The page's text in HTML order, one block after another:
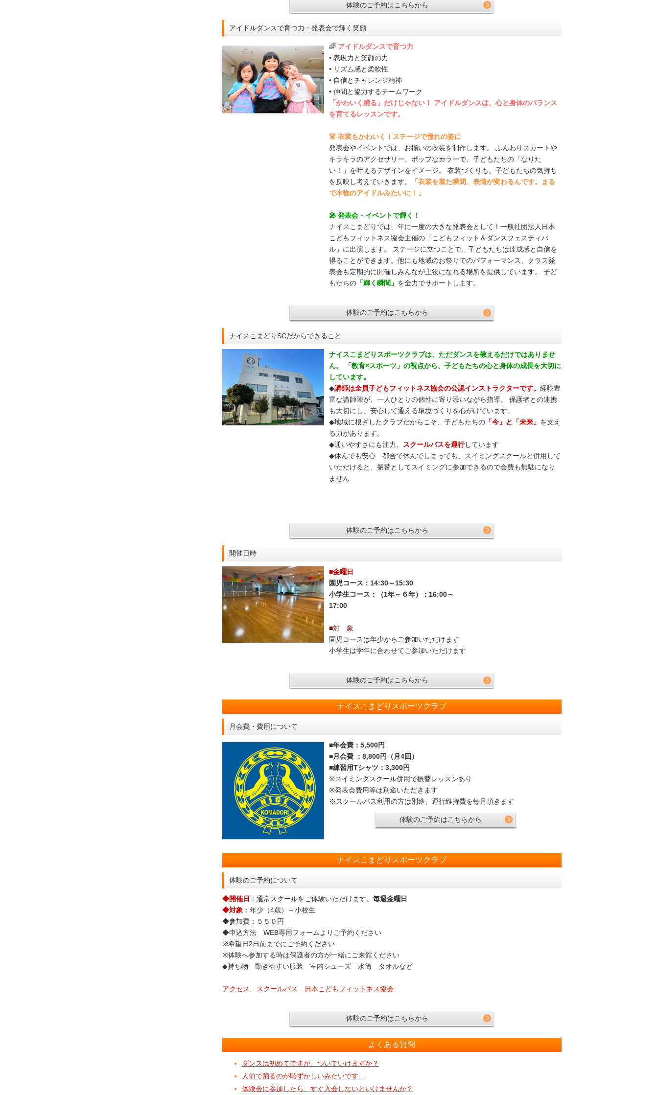
体験のご予約はこちらから
アイドルダンスで育つ力・発表会で輝く笑顔
🌈 アイドルダンスで育つ力
• 表現力と笑顔の力
• リズム感と柔軟性
• 自信とチャレンジ精神
• 仲間と協力するチームワーク
「かわいく踊る」だけじゃない！ アイドルダンスは、心と身体のバランス
を育てるレッスンです。
👗 衣装もかわいく！ステージで憧れの姿に
発表会やイベントでは、お揃いの衣装を制作します。 ふんわりスカートや
キラキラのアクセサリー、ポップなカラーで、子どもたちの「なりた
い！」を叶えるデザインをイメージ。 衣装づくりも、子どもたちの気持ち
を反映し考えていきます。
「衣装を着た瞬間、表情が変わるんです。まる
で本物のアイドルみたいに！」
🎤 発表会・イベントで輝く！
ナイスこまどりでは、年に一度の大きな発表会として！一般社団法人日本
こどもフィットネス協会主催の「こどもフィット＆ダンスフェスティバ
ル」に出演します。 ステージに立つことで、子どもたちは達成感と自信を
得ることができます。他にも地域のお祭りでのパフォーマンス、クラス発
表会も定期的に開催しみんなが主役になれる場所を提供しています。 子ど
もたちの「輝く瞬間」 を全力でサポートします。
体験のご予約はこちらから
ナイスこまどりSCだからできること
ナイスこまどりスポーツクラブは、ただダンスを教えるだけではありませ
ん。 「教育×スポーツ」の視点から、子どもたちの心と身体の成長を大切に
しています。
◆講師は全員子どもフィットネス協会の公認インストラクターです。 経験豊
富な講師陣が、一人ひとりの個性に寄り添いながら指導。 保護者との連携
も大切にし、安心して通える環境づくりを心がけています。
◆地域に根ざしたクラブだからこそ、子どもたちの「今」と「未来」 を支え
る力があります。
◆通いやすさにも注力、
スクールバスを運行しています
◆休んでも安心 都合で休んでしまっても、スイミングスクールと併用して
いただけると、振替としてスイミングに参加できるので会費も無駄になり
ません
体験のご予約はこちらから
開催日時
■金曜日
園児コース：14:30～15:30
小学生コース：（1年～６年）：16:00～
17:00
■対 象
園児コースは年少からご参加いただけます
小学生は学年に合わせてご参加いただけます
体験のご予約はこちらから
ナイスこまどりスポーツクラブ
月会費・費用について
■年会費：5,500円
■月会費 ：8,800円（月4回）
■練習用Tシャツ：3,300円
※スイミングスクール併用で振替レッスンあり
※発表会費用等は別途いただきます
※スクールバス利用の方は別途、運行維持費を毎月頂きます
体験のご予約はこちらから
ナイスこまどりスポーツクラブ
体験のご予約について
◆開催日 ：通常スクールをご体験いただけます。 毎週金曜日
◆対象 ：年少（4歳）～小校生
◆参加費：５５０円
◆申込方法 WEB専用フォームよりご予約ください
※希望日2日前までにご予約ください
※体験へ参加する時は保護者の方が一緒にご来館ください
◆持ち物 動きやすい服装 室内シューズ 水筒 タオルなど
アクセス スクールバス 日本こどもフィットネス協会
体験のご予約はこちらから
よくある質問
ダンスは初めてですが、ついていけますか？
人前で踊るのが恥ずかしいみたいです…
体験会に参加したら、すぐ入会しないといけませんか？